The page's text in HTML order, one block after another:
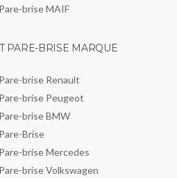
brise MAIF
PARE-BRISE MARQUE
brise Renault
brise Peugeot
brise BMW
Brise
brise Mercedes
brise Volkswagen